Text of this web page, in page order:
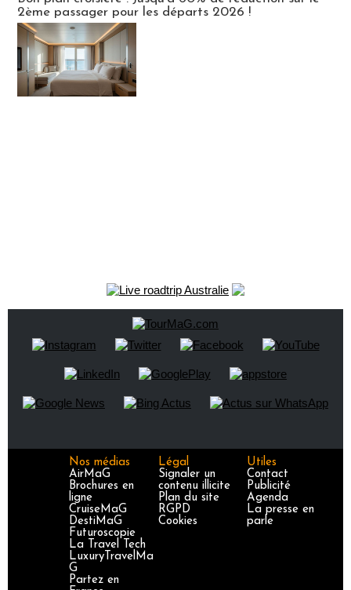
2ème passager pour les départs 2026 !
Nos médias
AirMaG
Brochures en
ligne
CruiseMaG
DestiMaG
Futuroscopie
La Travel Tech
LuxuryTravelMa
G
Partez en
Légal
Signaler un
contenu illicite
Plan du site
RGPD
Cookies
Utiles
Contact
Publicité
Agenda
La presse en
parle